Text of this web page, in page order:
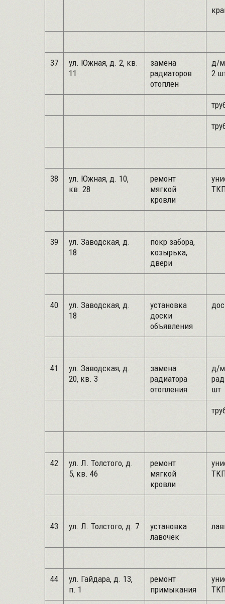
37
ул. Южная, д. 2, кв.
11
замена
радиаторов
отоплен
д/м
2
38
ул. Южная, д. 10,
кв. 28
ремонт
мягкой
кровли
39
ул. Заводская, д.
18
покр забора,
козырька,
двери
40
ул. Заводская, д.
18
установка
доски
объявления
41
ул. Заводская, д.
20, кв. 3
замена
радиатора
отопления
д/м
шт
42
ул. Л. Толстого, д.
5, кв. 46
ремонт
мягкой
кровли
43 ул. Л. Толстого, д. 7
установка
лавочек
44
ул. Гайдара, д. 13,
п. 1
ремонт
примыкания